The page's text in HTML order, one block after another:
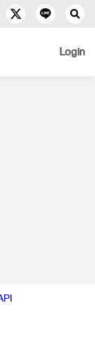
Login